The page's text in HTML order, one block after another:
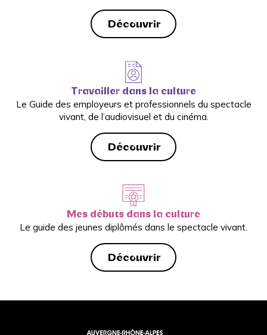
Découvrir
Travailler dans la culture
Le Guide des employeurs et professionnels du spectacle
vivant, de l’audiovisuel et du cinéma.
Découvrir
Mes débuts dans la culture
Le guide des jeunes diplômés dans le spectacle vivant.
Découvrir